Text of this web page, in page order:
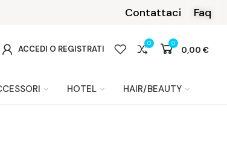
Contattaci Faq
ACCEDI O REGISTRATI
0 0
0,00 €
HOTEL HAIR/BEAUTY